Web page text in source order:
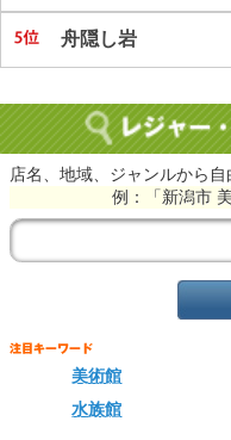
舟隠し岩
店名、地域、ジャンルから
例：「新潟市
美術館
水族館